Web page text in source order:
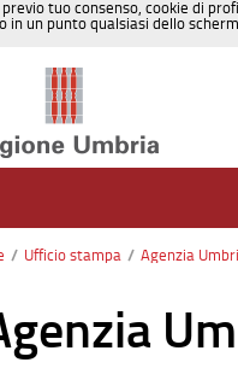
tuo consenso, cookie di
in un punto qualsiasi dello
/ Ufficio stampa / Agenzia